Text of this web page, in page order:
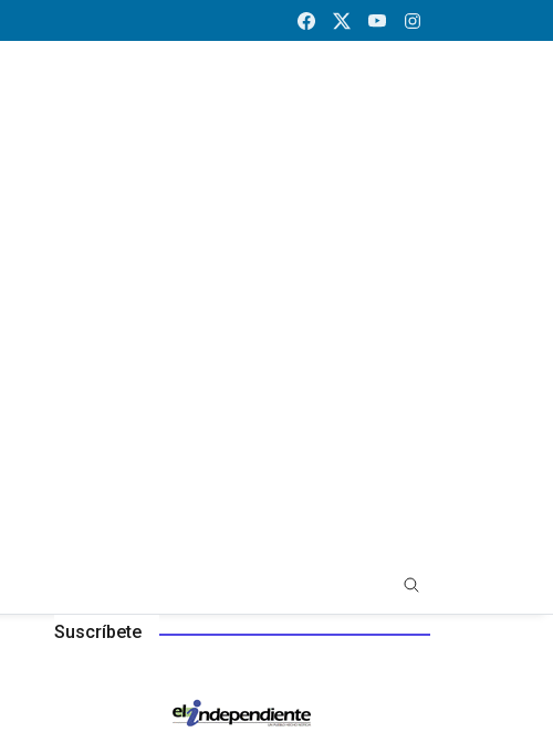
Suscríbete